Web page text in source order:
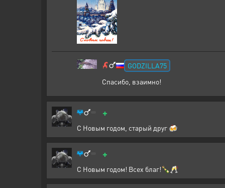
GODZILLA75
Спасибо, взаимно!
+
С Новым годом, старый друг 🍻
+
С Новым годом! Всех благ!🍾🥂